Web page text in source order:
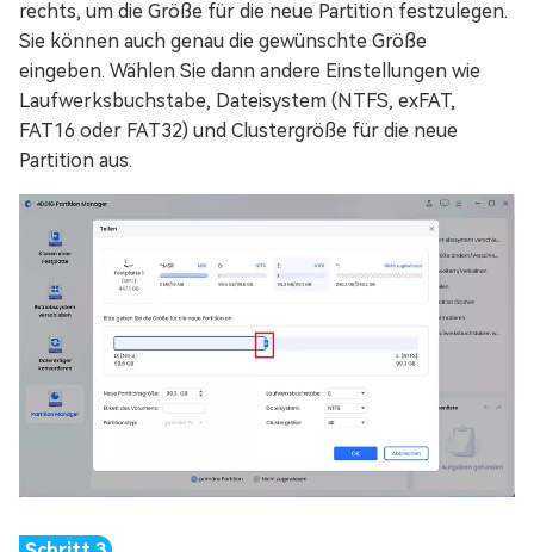
rechts, um die Größe für die neue Partition festzulegen.
Sie können auch genau die gewünschte Größe
eingeben. Wählen Sie dann andere Einstellungen wie
Laufwerksbuchstabe, Dateisystem (NTFS, exFAT,
FAT16 oder FAT32) und Clustergröße für die neue
Partition aus.